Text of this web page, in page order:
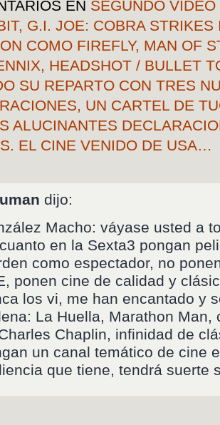
EN SEGUNDO
G.I. JOE: COBRA STRIKES
COMO FIREFLY, MAN OF
HEADSHOT / BULLET
SU REPARTO CON TRES
UN CARTEL DE
ALUCINANTES
EL CINE VENIDO DE USA…
dijo:
Macho: váyase usted a
en la Sexta3 pongan
como espectador, no
ponen cine de calidad y
los vi, me han encantado y
La Huella, Marathon Man,
Chaplin, infinidad de
un canal temático de cine
que tiene, tendrá